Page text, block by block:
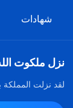
شهادات
نزل ملكوت
لقد نزلت